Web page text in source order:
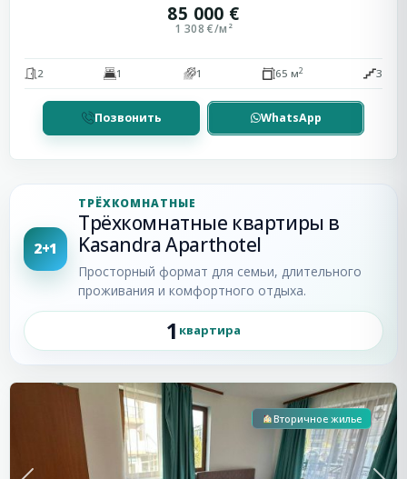
85 000 €
1 308 €/м²
2 1 1 65 м2 3
Позвонить WhatsApp
2+1
ТРЁХКОМНАТНЫЕ
Трёхкомнатные квартиры в
Kasandra Aparthotel
Просторный формат для семьи, длительного
проживания и комфортного отдыха.
1 квартира
Солнечный
Вторичное жилье